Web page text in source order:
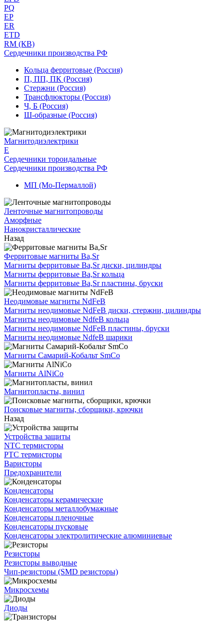
PQ
EP
ER
ETD
RM (КВ)
Сердечники производства РФ
Кольца ферритовые (Россия)
П, ПП, ПК (Россия)
Стержни (Россия)
Трансфлюкторы (Россия)
Ч, Б (Россия)
Ш-образные (Россия)
Магнитодиэлектрики
E
Сердечники тороидальные
Сердечники производства РФ
МП (Мо-Пермаллой)
Ленточные магнитопроводы
Аморфные
Нанокристаллические
Назад
Ферритовые магниты Ba,Sr
Магниты ферритовые Ba,Sr диски, цилиндры
Магниты ферритовые Ba,Sr кольца
Магниты ферритовые Ba,Sr пластины, бруски
Неодимовые магниты NdFeB
Магниты неодимовые NdFeB диски, стержни, цилиндры
Магниты неодимовые NdfeB кольца
Магниты неодимовые NdFeB пластины, бруски
Магниты неодимовые NdfeB шарики
Магниты Самарий-Кобальт SmCo
Магниты AlNiCo
Магнитопласты, винил
Поисковые магниты, сборщики, крючки
Назад
Устройства защиты
NTC термисторы
PTC термисторы
Варисторы
Предохранители
Конденсаторы
Конденсаторы керамические
Конденсаторы металлобумажные
Конденсаторы пленочные
Конденсаторы пусковые
Конденсаторы электролитические алюминиевые
Резисторы
Резисторы выводные
Чип-резисторы (SMD резисторы)
Микросхемы
Диоды